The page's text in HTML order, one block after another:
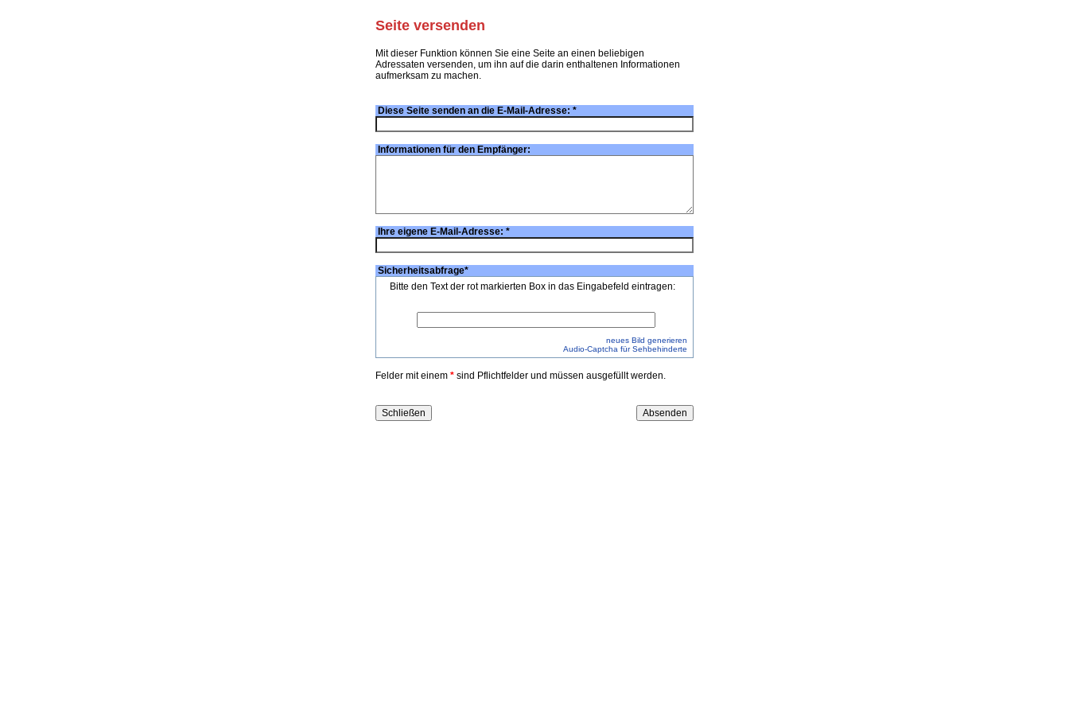
Seite versenden
Mit dieser Funktion können Sie eine Seite an einen beliebigen
Adressaten versenden, um ihn auf die darin enthaltenen Informationen
aufmerksam zu machen.
Diese Seite senden an die E-Mail-Adresse: *
Informationen für den Empfänger:
Ihre eigene E-Mail-Adresse: *
Sicherheitsabfrage*
Bitte den Text der rot markierten Box in das Eingabefeld eintragen:
neues Bild generieren
Audio-Captcha für Sehbehinderte
Felder mit einem * sind Pflichtfelder und müssen ausgefüllt werden.